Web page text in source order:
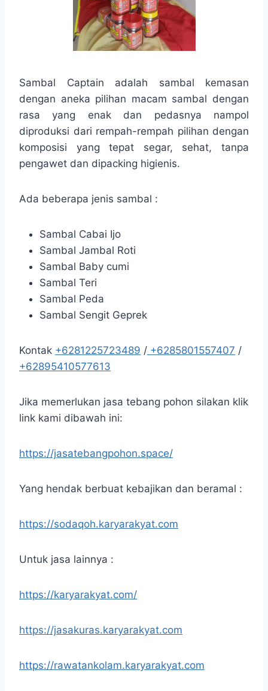
Sambal Captain adalah sambal kemasan
dengan aneka pilihan macam sambal dengan
rasa yang enak dan pedasnya nampol
diproduksi dari rempah-rempah pilihan dengan
komposisi yang tepat segar, sehat, tanpa
pengawet dan dipacking higienis.
Ada beberapa jenis sambal :
Sambal Cabai Ijo
Sambal Jambal Roti
Sambal Baby cumi
Sambal Teri
Sambal Peda
Sambal Sengit Geprek
Kontak +6281225723489 / +6285801557407 /
+62895410577613
Jika memerlukan jasa tebang pohon silakan klik
link kami dibawah ini:
https://jasatebangpohon.space/
Yang hendak berbuat kebajikan dan beramal :
https://sodaqoh.karyarakyat.com
Untuk jasa lainnya :
https://karyarakyat.com/
https://jasakuras.karyarakyat.com
https://rawatankolam.karyarakyat.com